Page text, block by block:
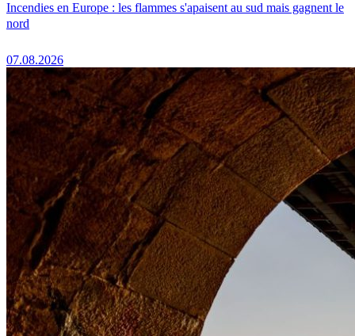
Incendies en Europe : les flammes s'apaisent au sud mais gagnent le
nord
07.08.2026